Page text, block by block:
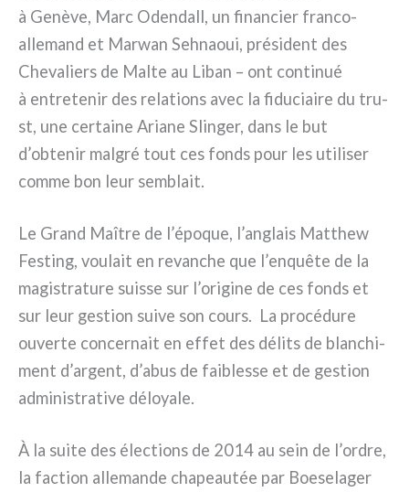
à Genève, Marc Odendall, un finan­cier franco-
allemand et Marwan Sehnaoui, pré­si­dent des
Chevaliers de Malte au Liban – ont con­ti­nué
à entre­te­nir des rela­tions avec la fidu­ciai­re du tru­
st, une cer­tai­ne Ariane Slinger, dans le but
d’obtenir mal­gré tout ces fonds pour les uti­li­ser
com­me bon leur sem­blait.
Le Grand Maître de l’époque, l’anglais Matthew
Festing, vou­lait en revan­che que l’enquête de la
magi­stra­tu­re suis­se sur l’origine de ces fonds et
sur leur gestion sui­ve son cours. La pro­cé­du­re
ouver­te con­cer­nait en effet des déli­ts de blan­chi­
ment d’argent, d’abus de fai­bles­se et de gestion
admi­ni­stra­ti­ve déloya­le.
À la sui­te des élec­tions de 2014 au sein de l’ordre,
la fac­tion alle­man­de cha­peau­tée par Boeselager